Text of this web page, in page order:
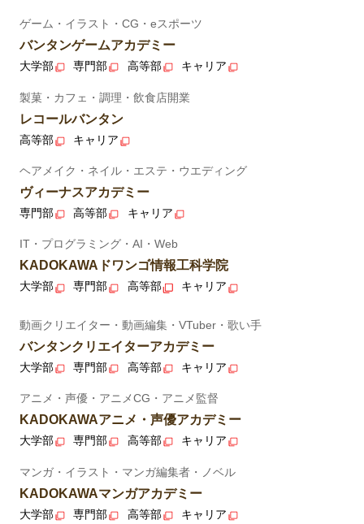
ゲーム・イラスト・CG・eスポーツ
バンタンゲームアカデミー
大学部 専門部 高等部 キャリア
製菓・カフェ・調理・飲食店開業
レコールバンタン
高等部 キャリア
ヘアメイク・ネイル・エステ・ウエディング
ヴィーナスアカデミー
専門部 高等部 キャリア
IT・プログラミング・AI・Web
KADOKAWAドワンゴ情報工科学院
大学部 専門部 高等部 キャリア
動画クリエイター・動画編集・VTuber・歌い手
バンタンクリエイターアカデミー
大学部 専門部 高等部 キャリア
アニメ・声優・アニメCG・アニメ監督
KADOKAWAアニメ・声優アカデミー
大学部 専門部 高等部 キャリア
マンガ・イラスト・マンガ編集者・ノベル
KADOKAWAマンガアカデミー
大学部 専門部 高等部 キャリア